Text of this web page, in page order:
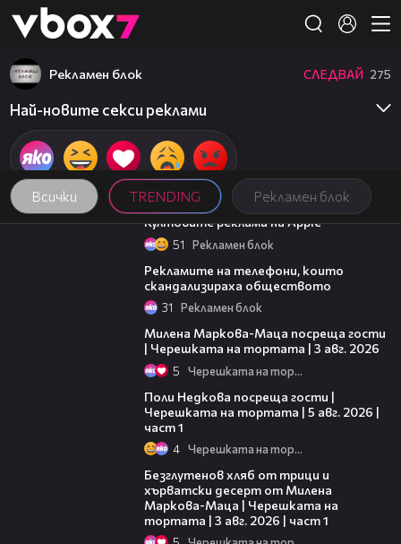
👾
Всички TRENDING Рекламен блок
Рекламен блок СЛЕДВАЙ 275
Най-новите секси реклами
02:48
Култовите реклами на Apple
51 Рекламен блок
Рекламите на телефони, които
скандализираха обществото
31 Рекламен блок
Милена Маркова-Маца посреща гости
| Черешката на тортата | 3 авг. 2026
5 Черешката на тортата
Поли Недкова посреща гости |
Черешката на тортата | 5 авг. 2026 |
част 1
4 Черешката на тортата
Безглутенов хляб от трици и
хърватски десерт от Милена
Маркова-Маца | Черешката на
тортата | 3 авг. 2026 | част 1